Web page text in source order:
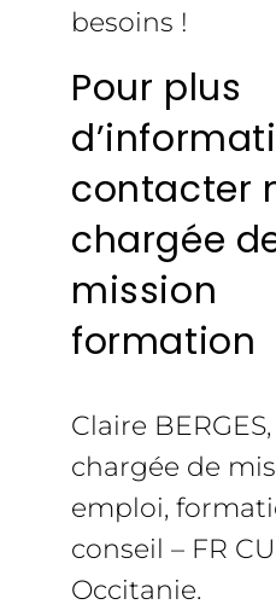
besoins !
Pour plus
contacter
chargée
mission
formation
Claire BERGES,
chargée de
emploi,
conseil – FR
Occitanie.